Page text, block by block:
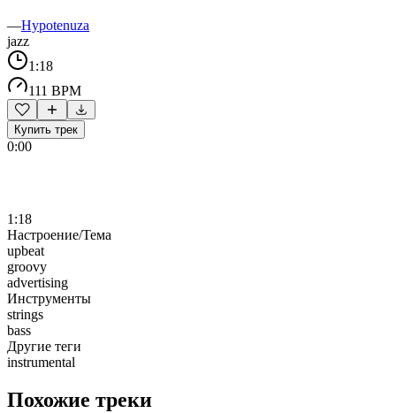
—Hypotenuza
jazz
1:18
111 BPM
Купить трек
0:00
1:18
Настроение/Тема
upbeat
groovy
advertising
Инструменты
strings
bass
Другие теги
instrumental
Похожие треки